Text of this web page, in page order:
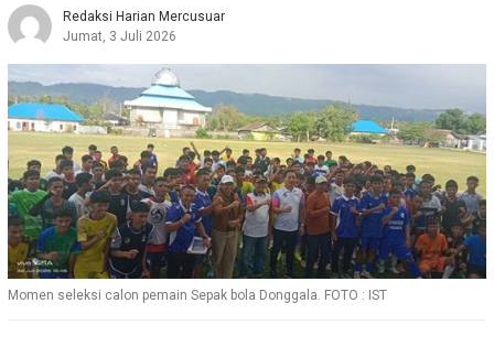
Redaksi Harian Mercusuar
Jumat, 3 Juli 2026
Momen seleksi calon pemain Sepak bola Donggala. FOTO : IST